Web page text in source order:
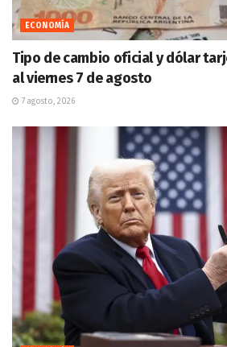
ECONOMÍA
Tipo de cambio oficial y dólar
al viernes 7 de agosto
7 agosto, 2026